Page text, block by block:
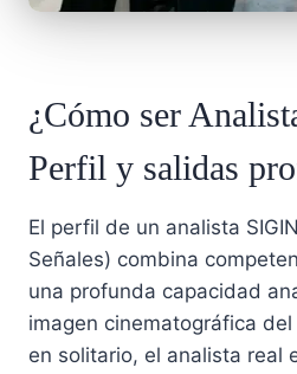
¿Cómo ser
Perfil y salidas
El perfil de un analista
Señales) combina
una profunda capacidad
imagen cinematográfica del
en solitario, el analista real